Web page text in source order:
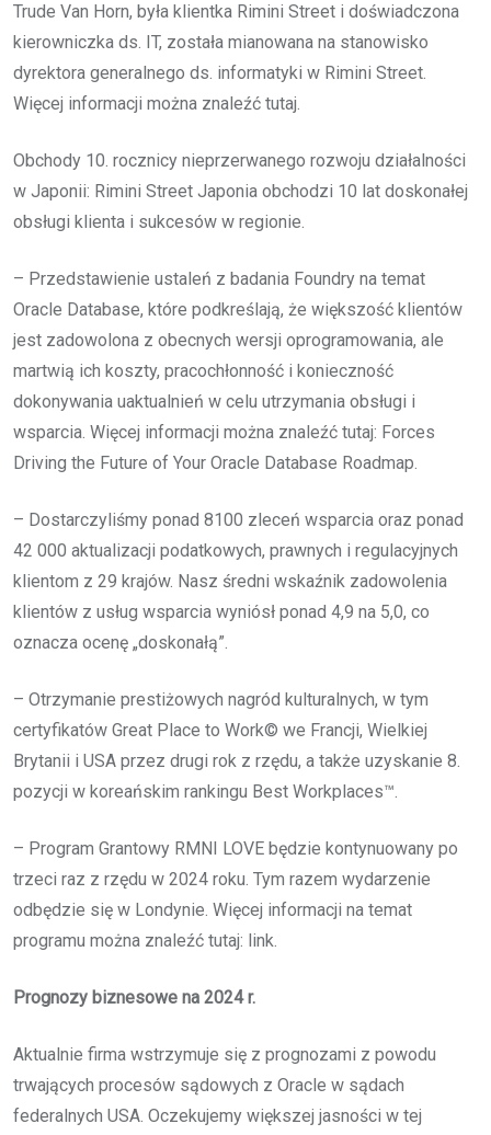
Trude Van Horn, była klientka Rimini Street i doświadczona
kierowniczka ds. IT, została mianowana na stanowisko
dyrektora generalnego ds. informatyki w Rimini Street.
Więcej informacji można znaleźć tutaj.
Obchody 10. rocznicy nieprzerwanego rozwoju działalności
w Japonii: Rimini Street Japonia obchodzi 10 lat doskonałej
obsługi klienta i sukcesów w regionie.
– Przedstawienie ustaleń z badania Foundry na temat
Oracle Database, które podkreślają, że większość klientów
jest zadowolona z obecnych wersji oprogramowania, ale
martwią ich koszty, pracochłonność i konieczność
dokonywania uaktualnień w celu utrzymania obsługi i
wsparcia. Więcej informacji można znaleźć tutaj: Forces
Driving the Future of Your Oracle Database Roadmap.
– Dostarczyliśmy ponad 8100 zleceń wsparcia oraz ponad
42 000 aktualizacji podatkowych, prawnych i regulacyjnych
klientom z 29 krajów. Nasz średni wskaźnik zadowolenia
klientów z usług wsparcia wyniósł ponad 4,9 na 5,0, co
oznacza ocenę „doskonałą”.
– Otrzymanie prestiżowych nagród kulturalnych, w tym
certyfikatów Great Place to Work© we Francji, Wielkiej
Brytanii i USA przez drugi rok z rzędu, a także uzyskanie 8.
pozycji w koreańskim rankingu Best Workplaces™.
– Program Grantowy RMNI LOVE będzie kontynuowany po
trzeci raz z rzędu w 2024 roku. Tym razem wydarzenie
odbędzie się w Londynie. Więcej informacji na temat
programu można znaleźć tutaj: link.
Prognozy biznesowe na 2024 r.
Aktualnie firma wstrzymuje się z prognozami z powodu
trwających procesów sądowych z Oracle w sądach
federalnych USA. Oczekujemy większej jasności w tej